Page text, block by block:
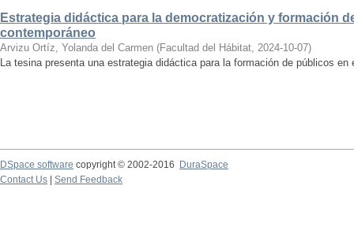
Estrategia didáctica para la democratización y formación
contemporáneo
Arvizu Ortíz, Yolanda del Carmen (Facultad del Hábitat, 2024-10-07)
La tesina presenta una estrategia didáctica para la formación de públicos en
DSpace software copyright © 2002-2016
DuraSpace
Contact Us
Send Feedback